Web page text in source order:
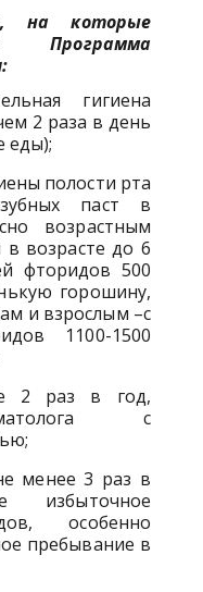
на которые
Программа
гигиена
2 раза в день
еды);
полости рта
паст в
возрастным
возрасте до 6
фторидов 500
горошину,
и взрослым –с
1100-1500
2 раз в год,
с
менее 3 раз в
избыточное
особенно
пребывание в